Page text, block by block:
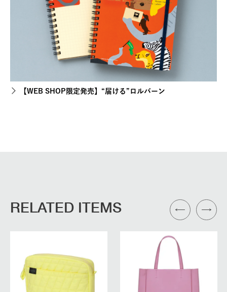
【WEB SHOP限定発売】“届ける”ロルバーン
RELATED ITEMS